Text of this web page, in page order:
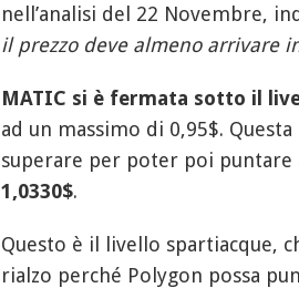
nell’analisi del 22 Novembre,
il prezzo deve almeno arrivare
MATIC si è fermata sotto il
ad un massimo di 0,95$.
superare per poter poi puntare
1,0330$.
Questo è il livello spartiacque,
rialzo perché Polygon possa